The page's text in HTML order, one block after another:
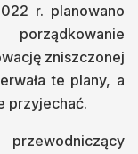
r. planowano
porządkowanie
zniszczonej
te plany, a
przyjechać.